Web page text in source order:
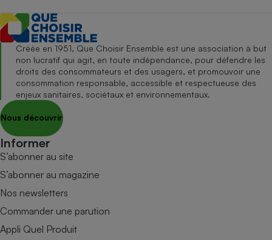
Créée en 1951, Que Choisir Ensemble est une association à but
non lucratif qui agit, en toute indépendance, pour défendre les
droits des consommateurs et des usagers, et promouvoir une
consommation responsable, accessible et respectueuse des
enjeux sanitaires, sociétaux et environnementaux.
Nous découvrir
Informer
S’abonner au site
S’abonner au magazine
Nos newsletters
Commander une parution
Appli Quel Produit